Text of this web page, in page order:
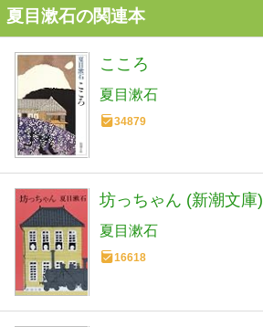
夏目漱石の関連本
こころ
夏目漱石
34879
坊っちゃん (新潮文庫)
夏目漱石
16618